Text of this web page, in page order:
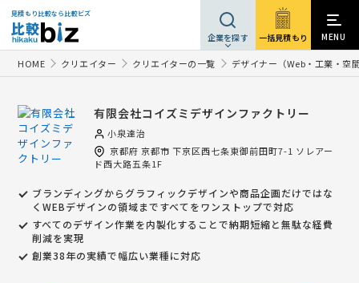
見積もり比較なら比較ビズ
企業を探す 一括見積もり MENU
HOME クリエイター クリエイターの一覧 デザイナー（Web・工業・空
有限会社コイズミデザインファクトリー
小泉達治
京都府 京都市 下京区西七条東御前田町7-1 ソレアー
ド西大路五条1F
ブランディングからグラフィックデザインや商品企画だけではな
くWEBデザインの領域まですべてをワンストップで対応
すべてのデザイン作業を内製化することで納期短縮と無駄な経費
削減を実現
創業38年の実績で幅広い業種に対応